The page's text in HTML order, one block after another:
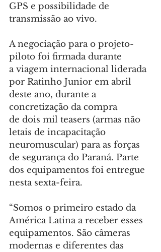
GPS e possibilidade de
transmissão ao vivo.
A negociação para o projeto-
piloto foi firmada durante
a viagem internacional liderada
por Ratinho Junior em abril
deste ano, durante a
concretização da compra
de dois mil teasers (armas não
letais de incapacitação
neuromuscular) para as forças
de segurança do Paraná. Parte
dos equipamentos foi entregue
nesta sexta-feira.
“Somos o primeiro estado da
América Latina a receber esses
equipamentos. São câmeras
modernas e diferentes das